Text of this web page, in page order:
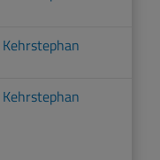
Kehrstephan
Kehrstephan